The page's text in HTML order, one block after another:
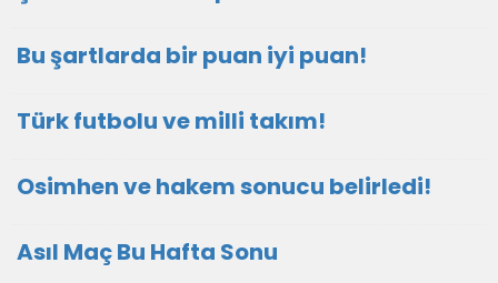
Bu şartlarda bir puan iyi puan!
Türk futbolu ve milli takım!
Osimhen ve hakem sonucu belirledi!
Asıl Maç Bu Hafta Sonu